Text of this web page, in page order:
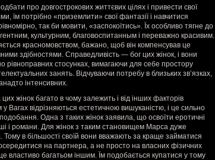
про довгострокових життєвих цілях і привести свої
їм потрібно «приземлити» свої фантазії і навчитися
так би мовити, «заспокоїтись». Їх особливо тягне до
культурним, благовоспитанным і переважно красивим.
красномовством, бажано, щоб він компенсував це
здібностями. Справедливість — бог цих жінок, і вони
рівноправних стосунках, вимагаючи для себе простору
занять. Відчуваючи потребу в близьких зв’язках,
інтенсивних.
жінок багато в чому залежить і від інших факторів
Вагах відрізняються естетичною вишуканістю, і це сильно
Одна з таких жінок заявила, що освоїти еротичні
і романи. Для жінок з таким становищем Марса дуже
в більшості своїй вони вважають за краще займатися
на партнера, а не просто на власних фізичних
властиво багатьом іншим. Їм подобається купатися у тому